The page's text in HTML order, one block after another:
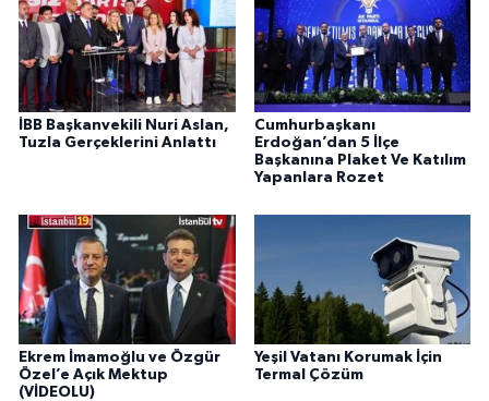
İBB Başkanvekili Nuri Aslan,
Tuzla Gerçeklerini Anlattı
Cumhurbaşkanı
Erdoğan’dan 5 İlçe
Başkanına Plaket Ve Katılım
Yapanlara Rozet
Ekrem İmamoğlu ve Özgür
Özel’e Açık Mektup
(VİDEOLU)
Yeşil Vatanı Korumak İçin
Termal Çözüm